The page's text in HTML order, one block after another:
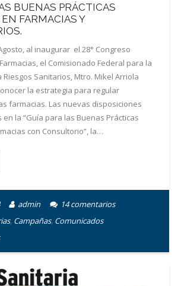
BUENAS PRÁCTICAS
FARMACIAS Y
al inaugurar el 28° Congreso
el Comisionado Federal para la
Riesgos Sanitarios, Mtro. Mikel Arriola
la estrategia para regular
farmacias. Las nuevas disposiciones
la “Guía para las Buenas Prácticas
con Consultorio”, la…
admin 14 comentarios
, Campañas, Comunicados